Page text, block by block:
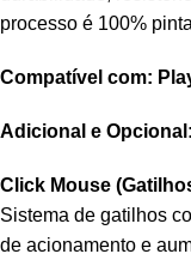
processo é 100%
Compatível com:
Adicional e Opcional:
Click Mouse
Sistema de gatilhos
de acionamento e